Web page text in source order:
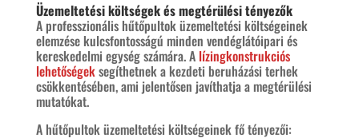
Üzemeltetési költségek és megtérülési tényezők
A professzionális hűtőpultok üzemeltetési költségeinek
elemzése kulcsfontosságú minden vendéglátóipari és
kereskedelmi egység számára. A lízingkonstrukciós
lehetőségeksegíthetnek a kezdeti beruházási terhek
csökkentésében, ami jelentősen javíthatja a megtérülési
mutatókat.
A hűtőpultok üzemeltetési költségeinek fő tényezői: